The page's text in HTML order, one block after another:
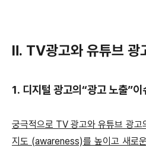
Ⅱ. TV광고와 유튜브 광
1. 디지털 광고의“광고 노출”이
궁극적으로 TV 광고와 유튜브 광고
지도 (awareness)를 높이고 새로